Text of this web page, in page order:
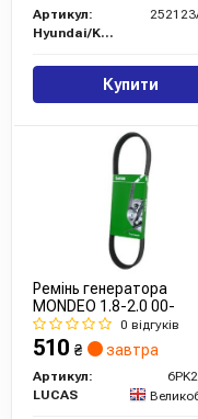
Артикул:
Hyundai/Kia/Mobis
Купити
Ремінь генератора
MONDEO 1.8-2.0 00-
0 відгуків
510 ₴ завтра
Артикул:
LUCAS